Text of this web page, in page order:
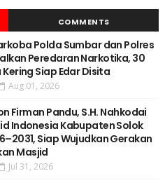
COMMENTS
Polda Sumbar dan Polres
Peredaran Narkotika, 30
Siap Edar Disita
Aug 01, 2026
Firman Pandu, S.H. Nahkodai
Indonesia Kabupaten Solok
Siap Wujudkan Gerakan
Masjid
Jul 31, 2026